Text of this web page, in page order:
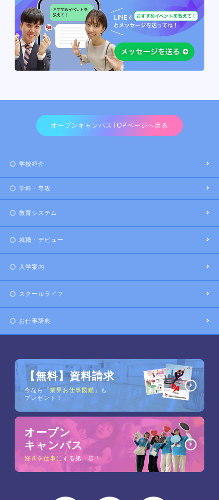
オープンキャンパスTOPページへ戻る
学校紹介
学科・専攻
教育システム
就職・デビュー
入学案内
スクールライフ
お仕事辞典
【無料】資料請求
今なら「業界お仕事図鑑」
も
プレゼント！
オープン
キャンパス
好きを仕事にする第一歩！